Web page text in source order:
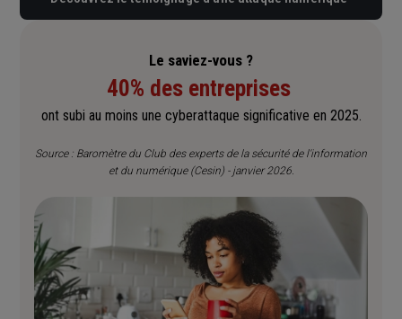
Le saviez-vous ?
40% des entreprises
ont subi au moins une cyberattaque significative en 2025.
Source : Baromètre du Club des experts de la sécurité de l'information
et du numérique (Cesin) - janvier 2026.